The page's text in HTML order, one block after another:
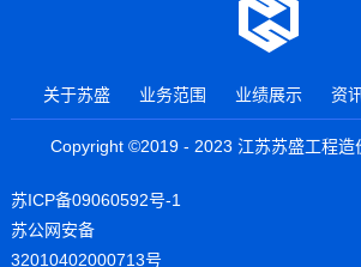
关于苏盛 业务范围 业绩展示 资
Copyright ©2019 - 2023 江苏苏盛工程造
苏ICP备09060592号-1
苏公网安备
32010402000713号